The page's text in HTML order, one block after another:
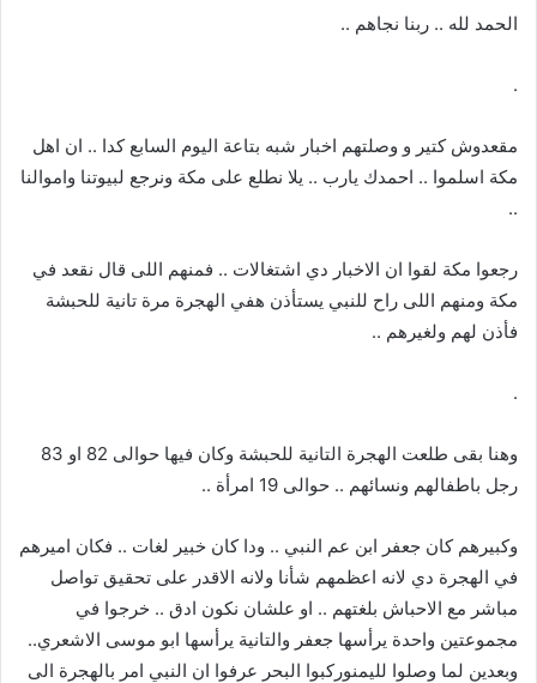
الحمد لله .. ربنا نجاهم ..
.
مقعدوش كتير و وصلتهم اخبار شبه بتاعة اليوم السابع كدا .. ان اهل
مكة اسلموا .. احمدك يارب .. يلا نطلع على مكة ونرجع لبيوتنا واموالنا
..
رجعوا مكة لقوا ان الاخبار دي اشتغالات .. فمنهم اللى قال نقعد في
مكة ومنهم اللى راح للنبي يستأذن هفي الهجرة مرة تانية للحبشة
فأذن لهم ولغيرهم ..
.
وهنا بقى طلعت الهجرة التانية للحبشة وكان فيها حوالى 82 او 83
رجل باطفالهم ونسائهم .. حوالى 19 امرأة ..
وكبيرهم كان جعفر ابن عم النبي .. ودا كان خبير لغات .. فكان اميرهم
في الهجرة دي لانه اعظمهم شأنا ولانه الاقدر على تحقيق تواصل
مباشر مع الاحباش بلغتهم .. او علشان نكون ادق .. خرجوا في
مجموعتين واحدة يرأسها جعفر والتانية يرأسها ابو موسى الاشعري..
وبعدين لما وصلوا لليمنوركبوا البحر عرفوا ان النبي امر بالهجرة الى